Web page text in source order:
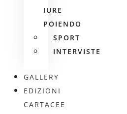
IURE
POIENDO
SPORT
INTERVISTE
GALLERY
EDIZIONI
CARTACEE